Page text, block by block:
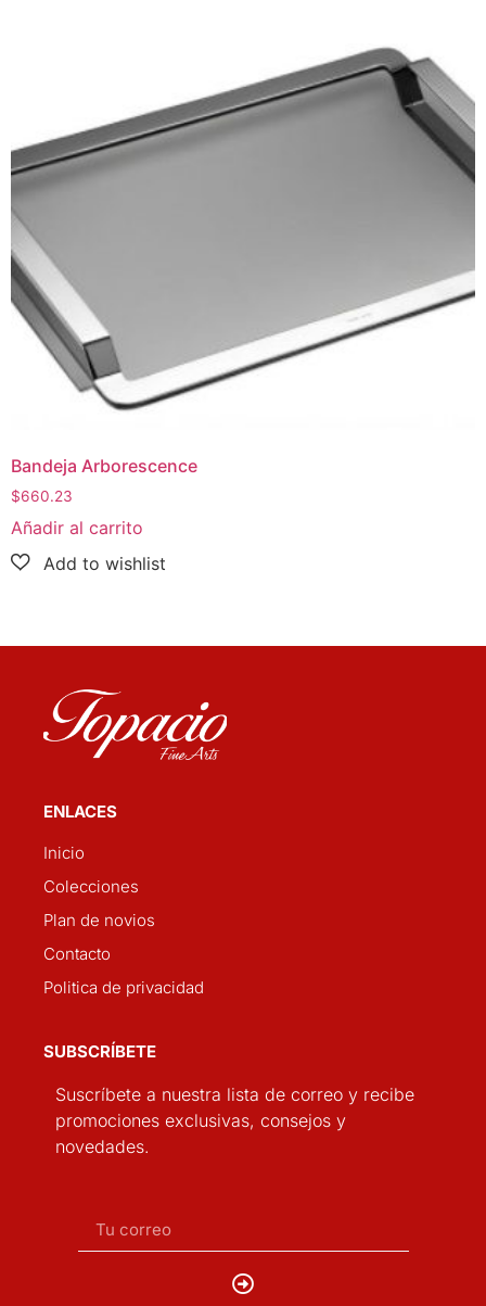
Bandeja Arborescence
$660.23
Añadir al carrito
ENLACES
Inicio
Colecciones
Plan de novios
Contacto
Politica de privacidad
SUBSCRÍBETE
Suscríbete a nuestra lista de correo y recibe
promociones exclusivas, consejos y
novedades.